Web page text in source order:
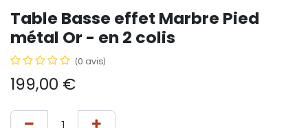
Table Basse effet Marbre Pied
métal Or - en 2 colis
(0 avis)
199,00 €